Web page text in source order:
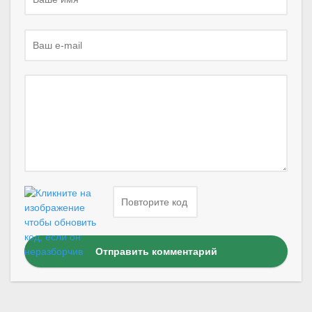
Отправить комментарий